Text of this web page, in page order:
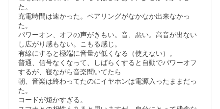
た。
充電時間は速かった。ペアリングがなかなか出来なかっ
た。
パワーオン、オフの声がきもい。音、悪い。高音が出ない
し広がり感もない。こもる感じ。
有線にすると極端に音量が低くなる（使えない）。
普通、信号なくなって、しばらくすると自動でパワーオフ
するが、寝ながら音楽聞いてたら
朝、音楽は終わってたのにイヤホンは電源入ったままだっ
た。
コードが短かすぎる。